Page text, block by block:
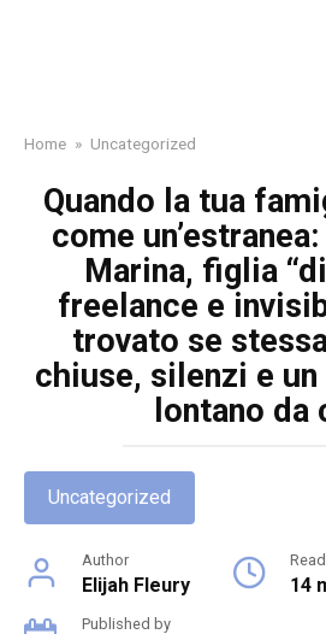
Home » Uncategorized
Quando la tua
come
Marina, figlia
freelance e
trovato se
chiuse, silenzi e
lontano da
Uncategorized
Author
Elijah Fleury 14
Published by